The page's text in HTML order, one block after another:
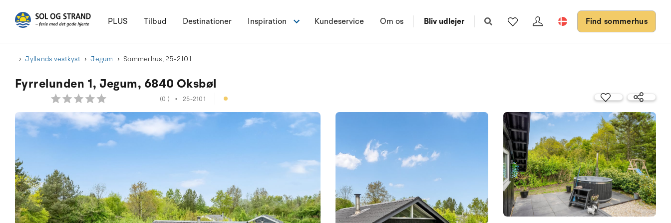
PLUS Tilbud Destinationer Inspiration Kundeservice Om os Bliv udlejer Find sommerhus
Jyllands vestkyst Jegum Sommerhus, 25-2101
Fyrrelunden 1, Jegum, 6840 Oksbøl
(0 ) • 25-2101